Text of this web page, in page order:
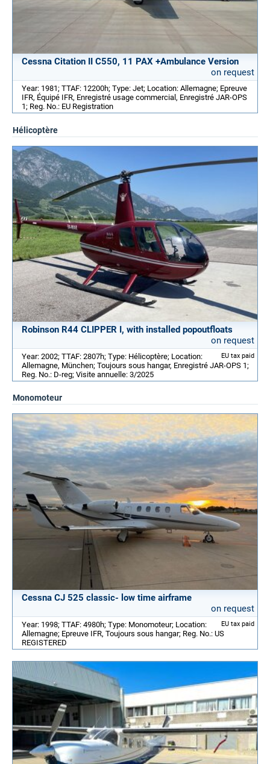
Cessna Citation II C550, 11 PAX +Ambulance Version
on request
Year: 1981; TTAF: 12200h; Type: Jet; Location: Allemagne; Epreuve
IFR, Équipé IFR, Enregistré usage commercial, Enregistré JAR-OPS
1; Reg. No.: EU Registration
Hélicoptère
Robinson R44 CLIPPER I, with installed popoutfloats
on request
EU tax paid
Year: 2002; TTAF: 2807h; Type: Hélicoptère; Location:
Allemagne, München; Toujours sous hangar, Enregistré JAR-OPS 1;
Reg. No.: D-reg; Visite annuelle: 3/2025
Monomoteur
Cessna CJ 525 classic- low time airframe
on request
EU tax paid
Year: 1998; TTAF: 4980h; Type: Monomoteur; Location:
Allemagne; Epreuve IFR, Toujours sous hangar; Reg. No.: US
REGISTERED